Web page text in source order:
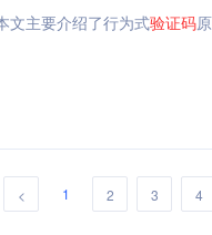
文主要介绍了行为式验证码
< 1 2 3 4